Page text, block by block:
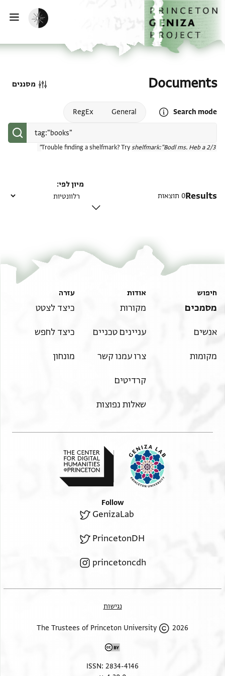
דילוג לתוכן
דף הבית
הפעלת מצב כהה
Documents
Search mode
Open search mode help
General
RegEx
Trouble finding a shelfmark? Try shelfmark:"Bodl ms. Heb a 2/3"
מסננים
Results0 תוצאות
מיון לפי
חיפוש
מסמכים
אנשים
מקומות
אודות
מקורות
עניינים טכניים
צרו עמנו קשר
קרדיטים
שאלות נפוצות
עזרה
כיצד לצטט
כיצד לחפש
מונחון
Follow
GenizaLab
PrincetonDH
princetoncdh
נגישות
2026 The Trustees of Princeton University
ISSN: 2834-4146